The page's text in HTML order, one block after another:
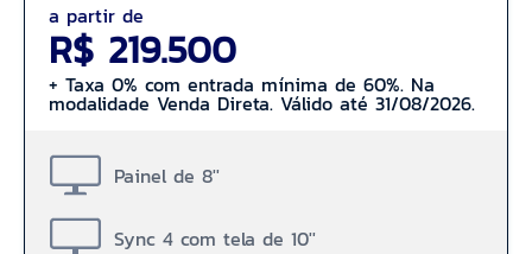
a partir de
R$ 219.500
+ Taxa 0% com entrada mínima de 60%. Na
modalidade Venda Direta. Válido até 31/08/2026.
Painel de 8''
Sync 4 com tela de 10''